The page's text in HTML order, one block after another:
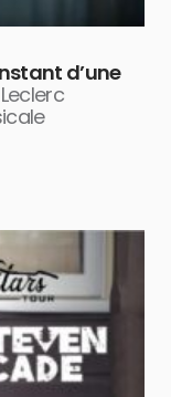
d’une